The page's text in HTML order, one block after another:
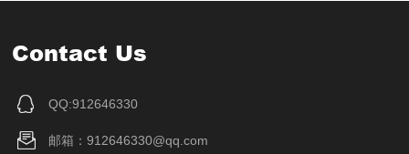
Contact Us
QQ:912646330
邮箱：912646330@qq.com